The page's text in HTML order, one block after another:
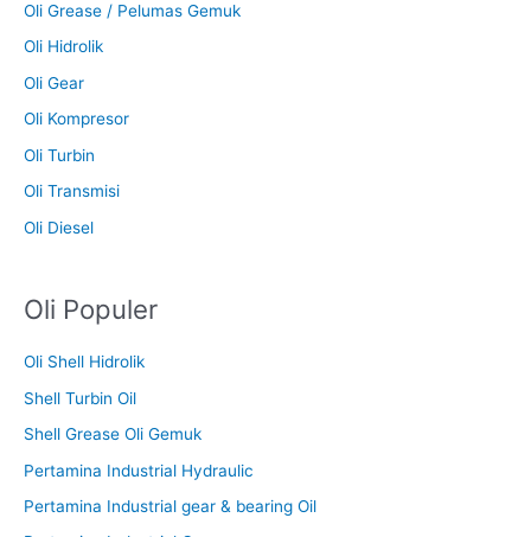
Oli Grease / Pelumas Gemuk
Oli Hidrolik
Oli Gear
Oli Kompresor
Oli Turbin
Oli Transmisi
Oli Diesel
Oli Populer
Oli Shell Hidrolik
Shell Turbin Oil
Shell Grease Oli Gemuk
Pertamina Industrial Hydraulic
Pertamina Industrial gear & bearing Oil